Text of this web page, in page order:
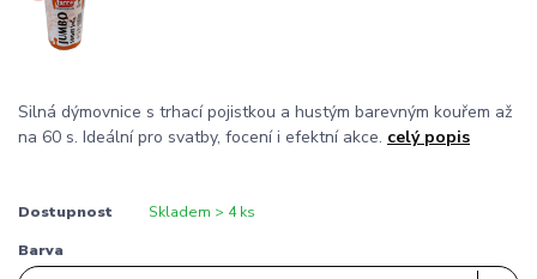
Silná dýmovnice s trhací pojistkou a hustým barevným kouřem až
na 60 s. Ideální pro svatby, focení i efektní akce. celý popis
Dostupnost Skladem > 4 ks
Barva